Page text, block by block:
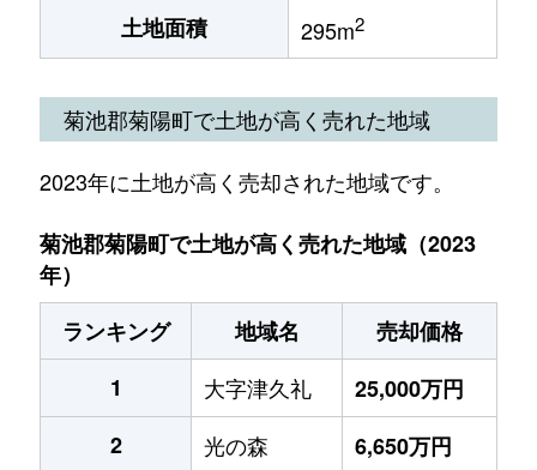
土地面積
295m2
菊池郡菊陽町で土地が高く売れた地域
2023年に土地が高く売却された地域です。
菊池郡菊陽町で土地が高く売れた地域（2023
年）
ランキング
地域名
売却価格
1
大字津久礼
25,000万円
2
光の森
6,650万円